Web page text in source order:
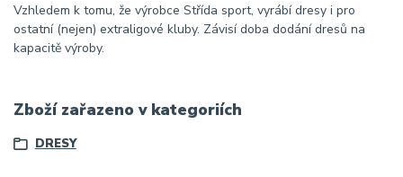
Vzhledem k tomu, že výrobce Střída sport, vyrábí dresy i pro
ostatní (nejen) extraligové kluby. Závisí doba dodání dresů na
kapacitě výroby.
Zboží zařazeno v kategoriích
DRESY